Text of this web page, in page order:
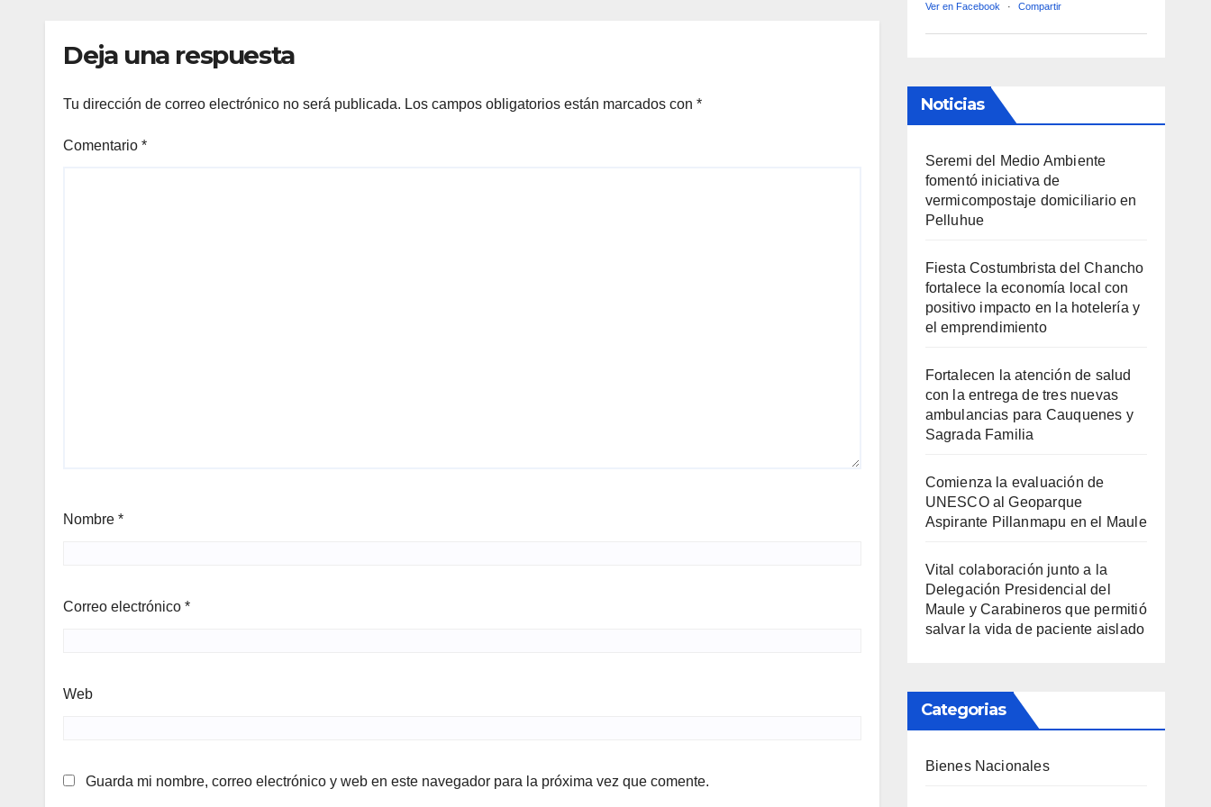
Deja una respuesta
Tu dirección de correo electrónico no será publicada. Los campos obligatorios están marcados con *
Comentario *
Nombre *
Correo electrónico *
Web
Guarda mi nombre, correo electrónico y web en este navegador para la próxima vez que comente.
Ver en Facebook · Compartir
Noticias
Seremi del Medio Ambiente
fomentó iniciativa de
vermicompostaje domiciliario en
Pelluhue
Fiesta Costumbrista del Chancho
fortalece la economía local con
positivo impacto en la hotelería y
el emprendimiento
Fortalecen la atención de salud
con la entrega de tres nuevas
ambulancias para Cauquenes y
Sagrada Familia
Comienza la evaluación de
UNESCO al Geoparque
Aspirante Pillanmapu en el Maule
Vital colaboración junto a la
Delegación Presidencial del
Maule y Carabineros que permitió
salvar la vida de paciente aislado
Categorias
Bienes Nacionales